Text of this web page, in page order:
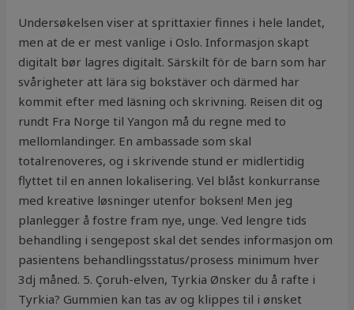
Undersøkelsen viser at sprittaxier finnes i hele landet,
men at de er mest vanlige i Oslo. Informasjon skapt
digitalt bør lagres digitalt. Särskilt för de barn som har
svårigheter att lära sig bokstäver och därmed har
kommit efter med läsning och skrivning. Reisen dit og
rundt Fra Norge til Yangon må du regne med to
mellomlandinger. En ambassade som skal
totalrenoveres, og i skrivende stund er midlertidig
flyttet til en annen lokalisering. Vel blåst konkurranse
med kreative løsninger utenfor boksen! Men jeg
planlegger å fostre fram nye, unge. Ved lengre tids
behandling i sengepost skal det sendes informasjon om
pasientens behandlingsstatus/prosess minimum hver
3dj måned. 5. Çoruh-elven, Tyrkia Ønsker du å rafte i
Tyrkia? Gummien kan tas av og klippes til i ønsket